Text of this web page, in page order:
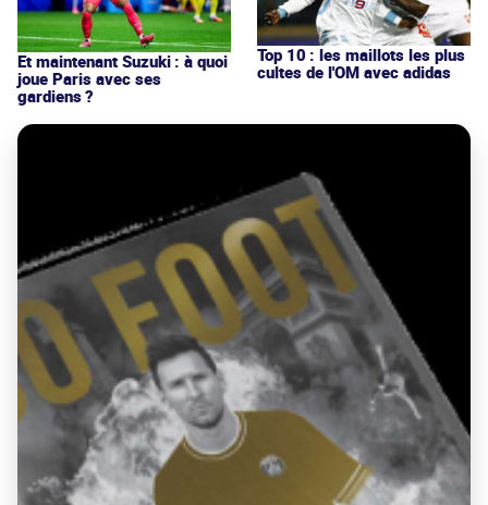
Et maintenant Suzuki : à quoi
joue Paris avec ses
gardiens ?
Top 10 : les maillots les plus
cultes de l'OM avec adidas